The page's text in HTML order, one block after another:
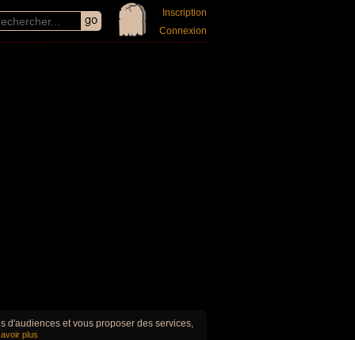
Inscription
Connexion
d'audiences et vous proposer des services,
plus